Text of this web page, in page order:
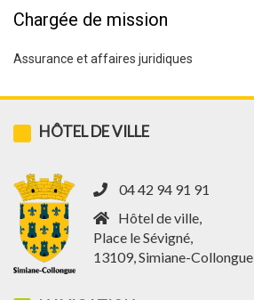
Chargée de mission
Assurance et affaires juridiques
HÔTEL DE VILLE
04 42 94 91 91
Hôtel de ville,
Place le Sévigné,
13109, Simiane-Collongue